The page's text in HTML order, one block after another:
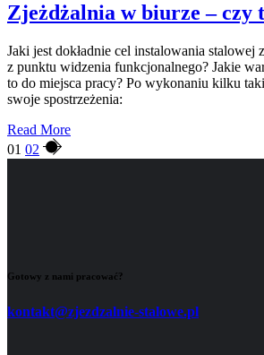
Zjeżdżalnia w biurze – czy
Jaki jest dokładnie cel instalowania stalowej
z punktu widzenia funkcjonalnego? Jakie
to do miejsca pracy? Po wykonaniu kilku
swoje spostrzeżenia:
Read More
Stronicowanie
01 02
Gotowy z nami pracować?
kontakt@zjezdzalnie-stalowe.pl